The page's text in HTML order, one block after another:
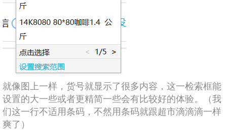
就像图上一样，货号就显示了很多内容，这一检索框能
设置的大一些或者更精简一些会有比较好的体验。（我
们这一行不适用条码，不然用条码就跟超市滴滴滴一样
爽了）